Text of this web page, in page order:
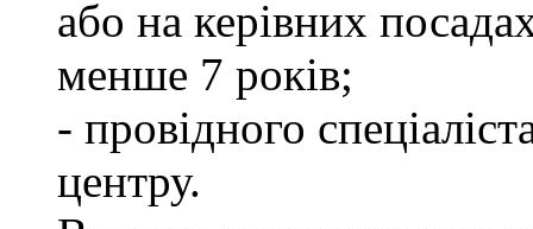
або на керівних
менше 7 років;
- провідного
центру.